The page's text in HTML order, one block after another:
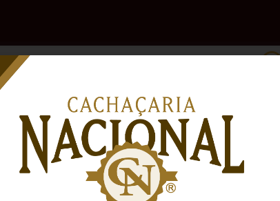
Acessórios
Outras
Bebidas
Marcas